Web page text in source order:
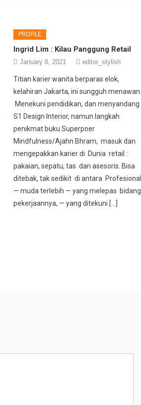
PROFILE
Ingrid Lim : Kilau Panggung Retail
January 8, 2021 editor_stylish
Titian karier wanita berparas elok,
kelahiran Jakarta, ini sungguh menawan.
Menekuni pendidikan, dan menyandang
S1 Design Interior, namun langkah
penikmat buku Superpoer
Mindfulness/Ajahn Bhram, masuk dan
mengepakkan karier di Dunia retail :
pakaian, sepatu, tas dan asesoris. Bisa
ditebak, tak sedikit di antara Profesional
— muda terlebih — yang melepas bidang
pekerjaannya, — yang ditekuni […]